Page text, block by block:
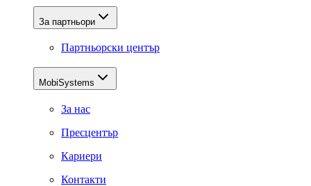
За партньори
Партньорски център
MobiSystems
За нас
Пресцентър
Кариери
Контакти